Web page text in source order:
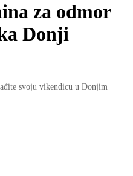
za odmor
Donji
svoju vikendicu u Donjim